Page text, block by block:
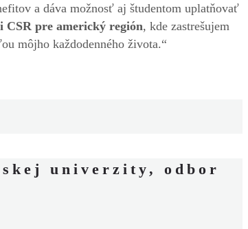
a dáva možnosť aj študentom uplatňovať
CSR pre americký región, kde zastrešujem
môjho každodenného života.“
univerzity, odbor